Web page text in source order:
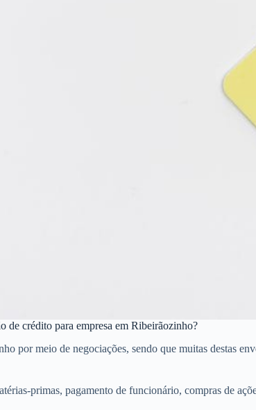
de crédito para empresa em Ribeirãozinho?
por meio de negociações, sendo que muitas destas
primas, pagamento de funcionário, compras de